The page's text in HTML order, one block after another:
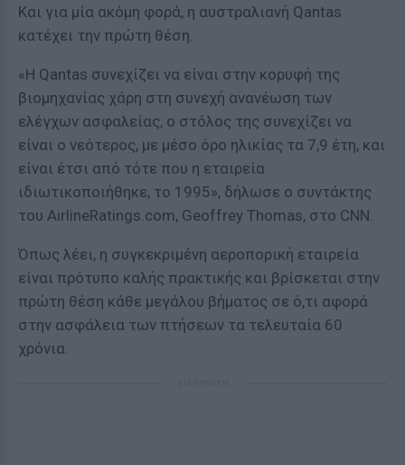
Και για μία ακόμη φορά, η αυστραλιανή Qantas
κατέχει την πρώτη θέση.
«Η Qantas συνεχίζει να είναι στην κορυφή της
βιομηχανίας χάρη στη συνεχή ανανέωση των
ελέγχων ασφαλείας, ο στόλος της συνεχίζει να
είναι ο νεότερος, με μέσο όρο ηλικίας τα 7,9 έτη, και
είναι έτσι από τότε που η εταιρεία
ιδιωτικοποιήθηκε, το 1995», δήλωσε ο συντάκτης
του AirlineRatings.com, Geoffrey Thomas, στο CNN.
Όπως λέει, η συγκεκριμένη αεροπορική εταιρεία
είναι πρότυπο καλής πρακτικής και βρίσκεται στην
πρώτη θέση κάθε μεγάλου βήματος σε ό,τι αφορά
στην ασφάλεια των πτήσεων τα τελευταία 60
χρόνια.